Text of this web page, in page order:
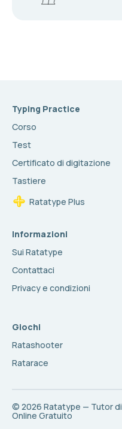
Typing Practice
Corso
Test
Certificato di digitazione
Tastiere
Ratatype Plus
Informazioni
Sui Ratatype
Contattaci
Privacy e condizioni
Giochi
Ratashooter
Ratarace
© 2026 Ratatype — Tutor
Online Gratuito